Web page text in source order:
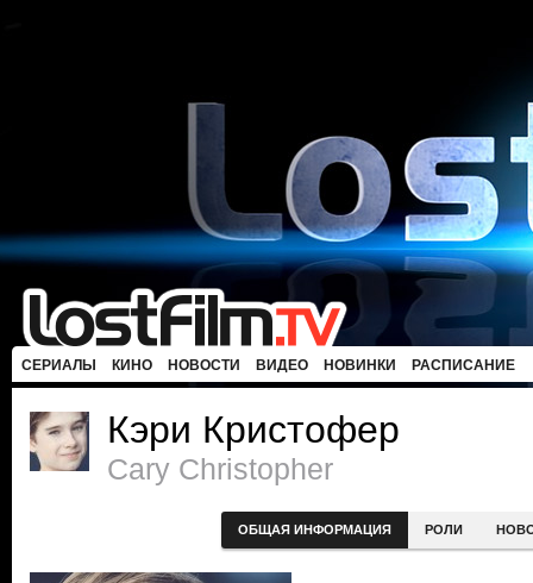
СЕРИАЛЫ КИНО НОВОСТИ ВИДЕО НОВИНКИ РАСПИСАНИЕ
Кэри Кристофер
Cary Christopher
ОБЩАЯ ИНФОРМАЦИЯ РОЛИ